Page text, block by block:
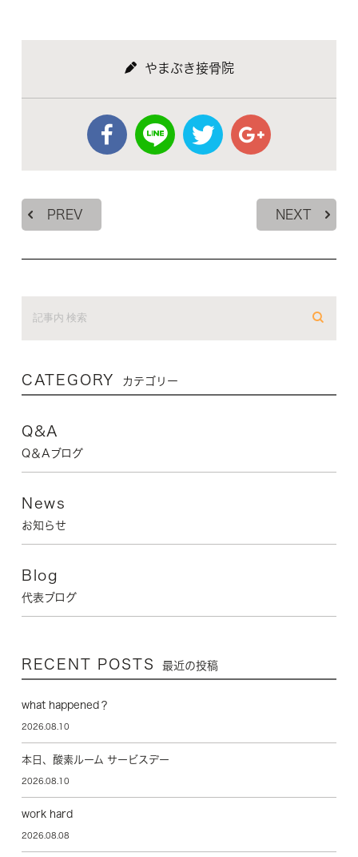
やまぶき接骨院
PREV NEXT
CATEGORY カテゴリー
Q&A
Q＆Aブログ
News
お知らせ
Blog
代表ブログ
RECENT POSTS 最近の投稿
what happened？
2026.08.10
本日、酸素ルーム サービスデー
2026.08.10
work hard
2026.08.08